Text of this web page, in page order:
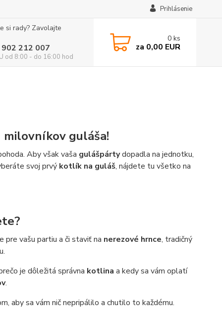
Prihlásenie
si rady? Zavolajte
212 007
od 8:00 - do 16:00 hod
0 ks
za 0,00 EUR
guláša!
Aby však vaša gulášpártydopadla na jednotku,
svoj prvý kotlík na guláš, nájdete tu všetko na
vašu partiu a či staviť na nerezové hrnce, tradičný
je dôležitá správna kotlina a kedy sa vám oplatí
.
aby sa vám nič nepripálilo a chutilo to každému.